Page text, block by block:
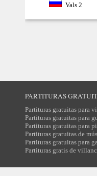
Vals 2
PARTITURAS
Partituras gratuitas para
Partituras gratuitas para
Partituras gratuitas para
Partituras gratuitas de
Partituras gratuitas para
Partituras gratis de